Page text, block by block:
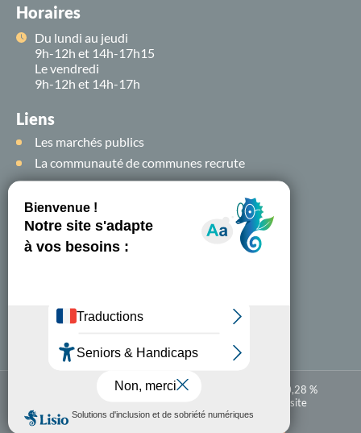
En 1 clic
Carte
interactive
A+
Horaires
Du lundi au jeudi
9h-12h et 14h-17h15
Le vendredi
9h-12h et 14h-17h
Liens
Les marchés publics
La communauté de communes recrute
Suivez-nous sur
les
réseaux sociaux !
Nous contacter
Accessibilité numérique : partiellement conforme à 80,28 %
Plan du site